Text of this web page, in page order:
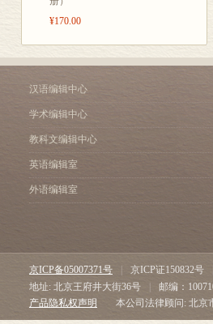
¥170.00
汉语编辑中心
学术编辑中心
教科文编辑中心
英语编辑室
外语编辑室
京ICP备05007371号 京ICP证150832号
地址: 北京王府井大街36号
邮编：
产品隐私权声明
本公司法律顾问: 北京